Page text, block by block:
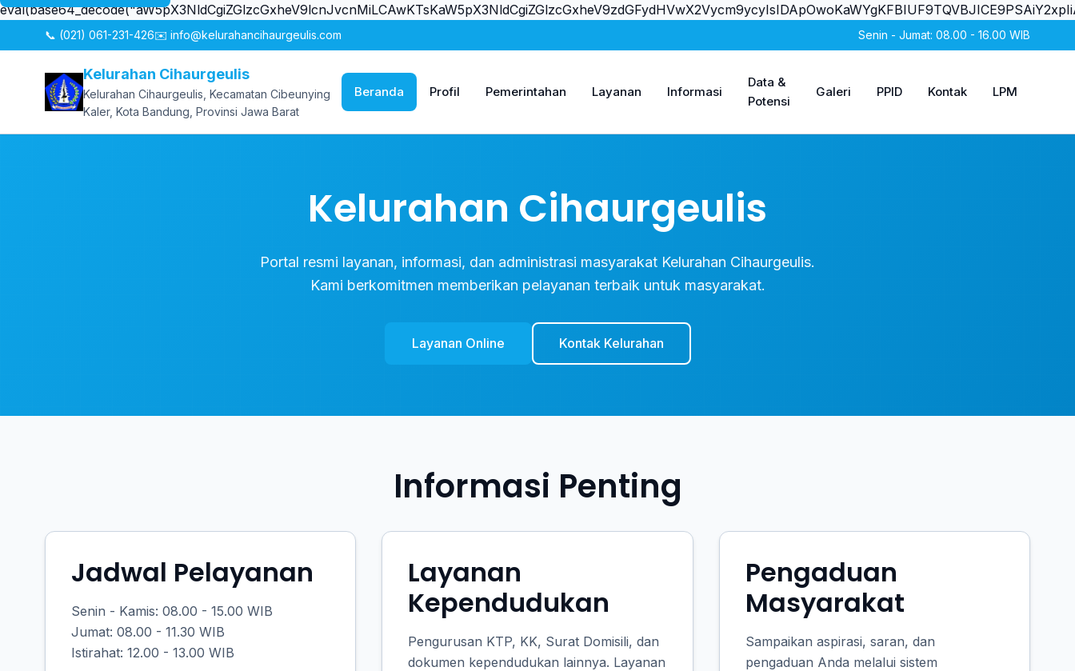
📞 (021) 061-231-426✉️ info@kelurahancihaurgeulis.com Senin - Jumat: 08.00 - 16.00 WIB
Kelurahan Cihaurgeulis
Kelurahan Cihaurgeulis, Kecamatan Cibeunying
Kaler, Kota Bandung, Provinsi Jawa Barat
Beranda Profil Pemerintahan Layanan Informasi
Data &
Potensi
Galeri PPID Kontak LPM
Kelurahan Cihaurgeulis
Portal resmi layanan, informasi, dan administrasi masyarakat Kelurahan Cihaurgeulis.
Kami berkomitmen memberikan pelayanan terbaik untuk masyarakat.
Layanan Online Kontak Kelurahan
Informasi Penting
Jadwal Pelayanan
Senin - Kamis: 08.00 - 15.00 WIB
Jumat: 08.00 - 11.30 WIB
Istirahat: 12.00 - 13.00 WIB
Layanan
Kependudukan
Pengurusan KTP, KK, Surat Domisili, dan
dokumen kependudukan lainnya. Layanan
Pengaduan
Masyarakat
Sampaikan aspirasi, saran, dan
pengaduan Anda melalui sistem